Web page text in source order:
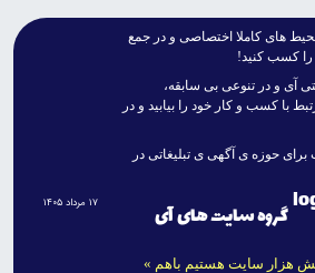
هاى کاملا اختصاصى و در جمع
را کسب کنيد!
آى و در تنوعى بى سابقه،
با کسب و کار خود را بيابيد و در
براى حوزه ى آگهى ى تبليغاتى در
گروه سایت های آی
هزار سایت هستیم باهم »
۱۷ مرداد ۱۴۰۵